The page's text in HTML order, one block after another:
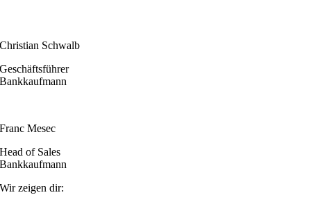
Christian Schwalb
Geschäftsführer
Bankkaufmann
Franc Mesec
Head of Sales
Bankkaufmann
Wir zeigen dir: